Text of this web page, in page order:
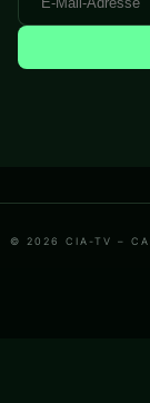
© 2026 CIA-TV –